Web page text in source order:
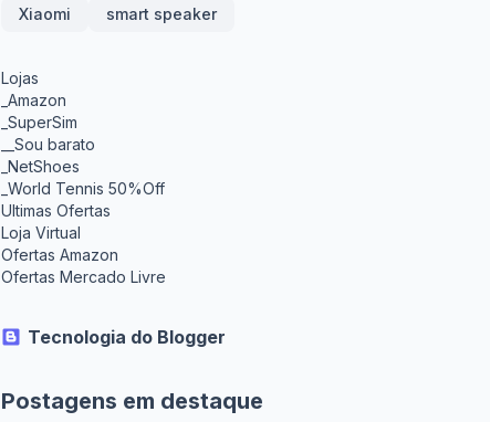
Xiaomi
smart speaker
Lojas
_Amazon
_SuperSim
__Sou barato
_NetShoes
_World Tennis 50%Off
Ultimas Ofertas
Loja Virtual
Ofertas Amazon
Ofertas Mercado Livre
Tecnologia do Blogger
Postagens em destaque